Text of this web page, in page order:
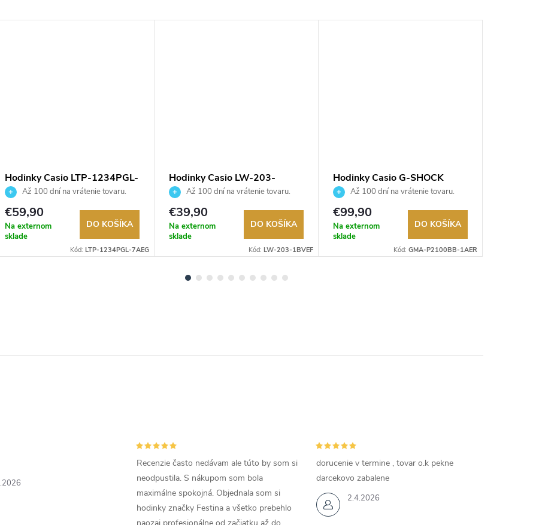
Hodinky Casio LTP-1234PGL-
7AEGAž 100 dní na vrátenie tovaru.
Autorizovaný predajca.
€59,90
Na externom
sklade
DO KOŠÍKA
Kód: LTP-1234PGL-7AEG
Hodinky Casio LW-203-
1BVEFAž 100 dní na vrátenie tovaru.
Autorizovaný predajca.
€39,90
Na externom
sklade
DO KOŠÍKA
Kód: LW-203-1BVEF
Hodinky Casio G-SHOCK
GMA-P2100BB-1AER
Až 100 dní na vrátenie tovaru.
Autorizovaný predajca.
€99,90
Na externom
sklade
DO KOŠÍKA
Kód: GMA-P2100BB-1AER
Recenzie často nedávam ale túto by som si
neodpustila. S nákupom som bola
maximálne spokojná. Objednala som si
hodinky značky Festina a všetko prebehlo
2.4.2026
dorucenie v termine , tovar o.k pekne
darcekovo zabalene